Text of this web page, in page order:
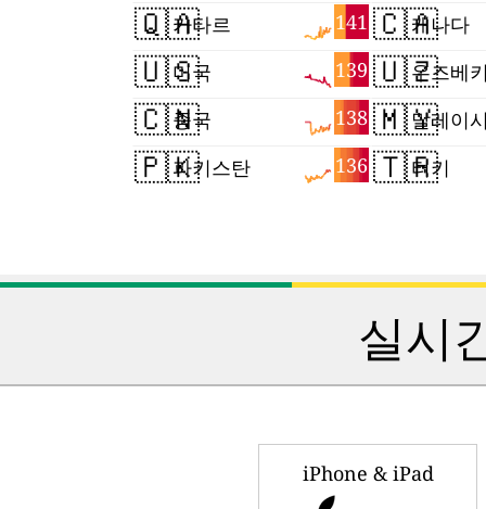
🇶🇦 141
카타르
🇺🇸 139
미국
🇨🇳 138
중국
🇵🇰 136
파키스탄
🇨🇦캐나다
🇺🇿우즈베
🇲🇾말레이
🇹🇷
터키
실시
iPhone & iPad